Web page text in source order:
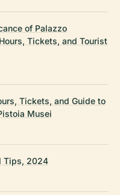
of Palazzo
Tickets, and Tourist
Tickets, and Guide to
Musei
Tips, 2024